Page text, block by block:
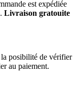
est expédiée
Livraison gratouite
posibilité de vérifier
au paiement.